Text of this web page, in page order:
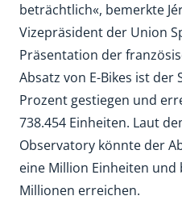
beträchtlich«, bemerkte
Vizepräsident der Union
Präsentation der
Absatz von E-Bikes ist der
Prozent gestiegen und
738.454 Einheiten. Laut
Observatory könnte der
eine Million Einheiten und
Millionen erreichen.